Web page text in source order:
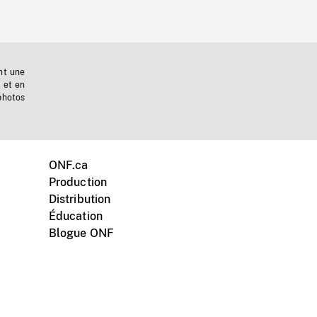
une
et en
ONF.ca
Production
Distribution
Éducation
Blogue ONF